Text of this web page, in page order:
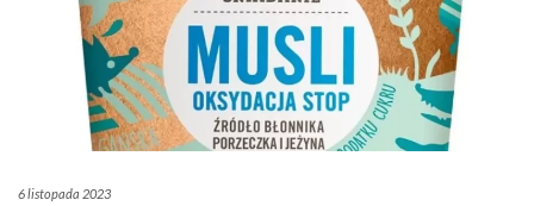
6 listopada 2023